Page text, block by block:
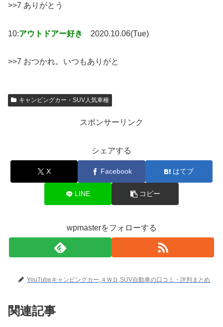
>>7 ありがとう
10:アウトドアー好き 2020.10.06(Tue)
>>7 おつかれ。いつもありがと
キャンピングカー・SUV人気車種
スポンサーリンク
シェアする
X Facebook はてブ
LINE コピー
wpmasterをフォローする
YouTubeキャンピングカー,４ＷＤ,SUV自動車の口コミ・評判まとめ
関連記事